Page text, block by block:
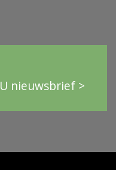
nieuwsbrief >